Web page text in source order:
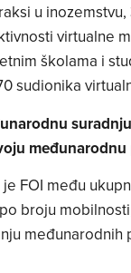
u
virtualne
školama i
sudionika
FOI među
broju